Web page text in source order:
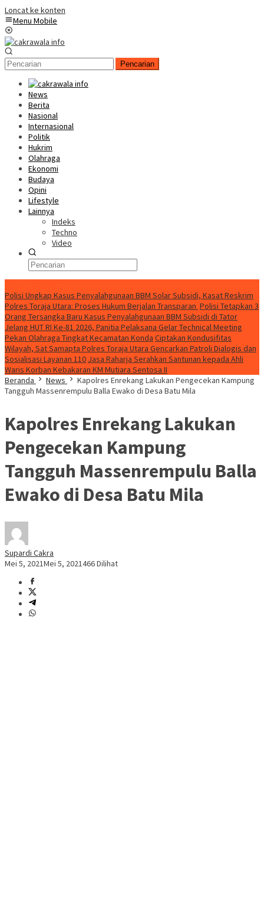
Loncat ke konten
Menu Mobile
Pencarian
News
Berita
Nasional
Internasional
Politik
Hukrim
Olahraga
Ekonomi
Budaya
Opini
Lifestyle
Lainnya
Indeks
Techno
Video
Polisi Ungkap Kasus Penyalahgunaan BBM Solar Subsidi, Kasat Reskrim
Polres Toraja Utara: Proses Hukum Berjalan Transparan Polisi Tetapkan 3
Orang Tersangka Baru Kasus Penyalahgunaan BBM Subsidi di Tator
Jelang HUT RI Ke-81 2026, Panitia Pelaksana Gelar Technical Meeting
Pekan Olahraga Tingkat Kecamatan Konda Ciptakan Kondusifitas
Wilayah, Sat Samapta Polres Toraja Utara Gencarkan Patroli Dialogis dan
Sosialisasi Layanan 110 Jasa Raharja Serahkan Santunan kepada Ahli
Waris Korban Kebakaran KM Mutiara Sentosa II
Beranda
News
Kapolres Enrekang Lakukan Pengecekan Kampung
Tangguh Massenrempulu Balla Ewako di Desa Batu Mila
Kapolres Enrekang Lakukan
Pengecekan Kampung
Tangguh Massenrempulu Balla
Ewako di Desa Batu Mila
Supardi Cakra
Mei 5, 2021Mei 5, 2021466 Dilihat